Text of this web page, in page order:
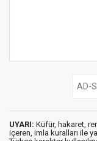
UYARI: Küfür, hakaret,
içeren, imla kuralları ile